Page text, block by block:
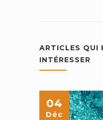
ARTICLES QUI
INTÉRESSER
04
Déc